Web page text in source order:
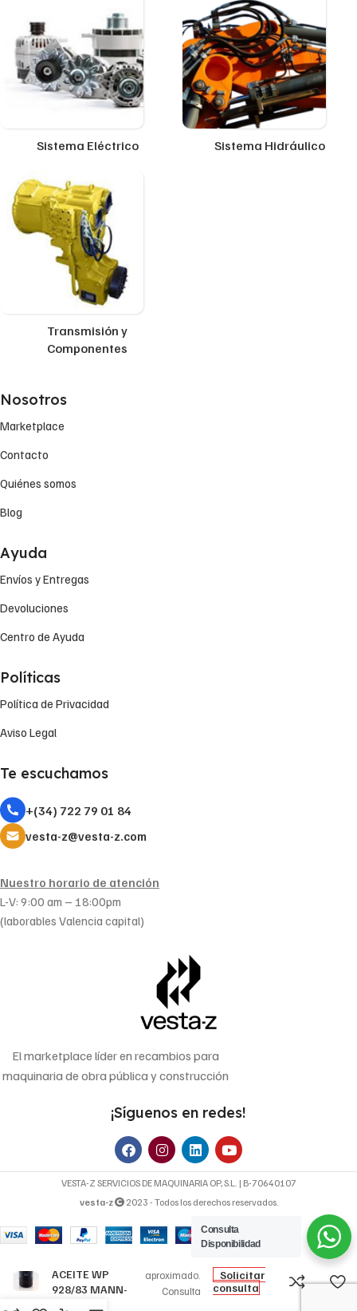
Sistema Eléctrico Sistema Hidráulico
Transmisión y
Componentes
Nosotros
Marketplace
Contacto
Quiénes somos
Blog
Ayuda
Envíos y Entregas
Devoluciones
Centro de Ayuda
Políticas
Política de Privacidad
Aviso Legal
Te escuchamos
+(34) 722 79 01 84
vesta-z@vesta-z.com
Nuestro horario de atención
L-V: 9:00 am – 18:00pm
(laborables Valencia capital)
El marketplace líder en recambios para
maquinaria de obra pública y construcción
¡Síguenos en redes!
VESTA-Z SERVICIOS DE MAQUINARIA OP, S.L. | B-70640107
vesta-z
2023 - Todos los derechos reservados.
ACEITE WP
928/83 MANN-
24,90 €
aproximado.
Consulta
Solicitar
consulta
Consulta
Disponibilidad